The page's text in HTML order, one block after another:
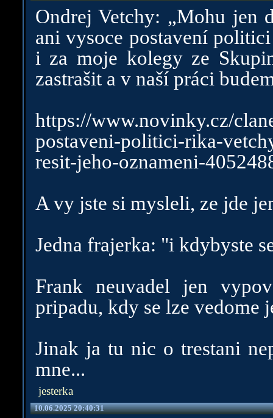
Ondrej Vetchy: „Mohu jen
ani vysoce postavení
i za moje kolegy ze
zastrašit a v naší práci
https://www.novinky.cz/
postaveni-politici-rika-
resit-jeho-oznameni-
A vy jste si mysleli, ze jde
Jedna frajerka: "i kdybyste
Frank neuvadel jen
pripadu, kdy se lze vedome
Jinak ja tu nic o trestani
mne...
jesterka
10.06.2025 20:40:31